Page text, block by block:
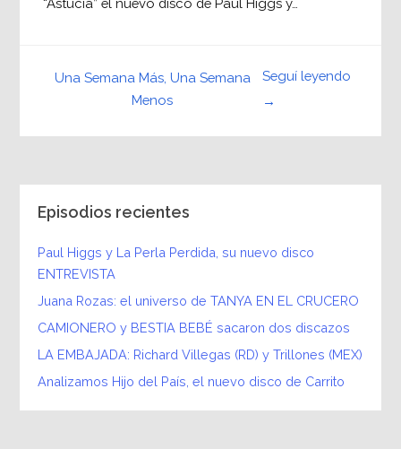
Seguí leyendo
→
Una Semana Más, Una Semana
Menos
Episodios recientes
Paul Higgs y La Perla Perdida, su nuevo disco
ENTREVISTA
Juana Rozas: el universo de TANYA EN EL CRUCERO
CAMIONERO y BESTIA BEBÉ sacaron dos discazos
LA EMBAJADA: Richard Villegas (RD) y Trillones (MEX)
Analizamos Hijo del País, el nuevo disco de Carrito